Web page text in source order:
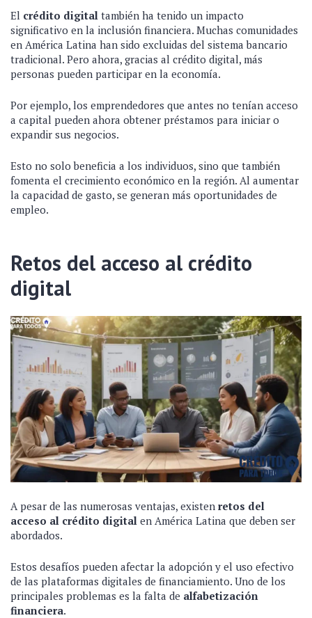
El crédito digital también ha tenido un impacto
significativo en la inclusión financiera. Muchas comunidades
en América Latina han sido excluidas del sistema bancario
tradicional. Pero ahora, gracias al crédito digital, más
personas pueden participar en la economía.
Por ejemplo, los emprendedores que antes no tenían acceso
a capital pueden ahora obtener préstamos para iniciar o
expandir sus negocios.
Esto no solo beneficia a los individuos, sino que también
fomenta el crecimiento económico en la región. Al aumentar
la capacidad de gasto, se generan más oportunidades de
empleo.
Retos del acceso al crédito
digital
A pesar de las numerosas ventajas, existen retos del
acceso al crédito digital en América Latina que deben ser
abordados.
Estos desafíos pueden afectar la adopción y el uso efectivo
de las plataformas digitales de financiamiento. Uno de los
principales problemas es la falta de alfabetización
financiera.